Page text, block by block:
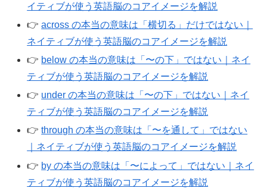
イティブが使う英語脳のコアイメージを解説
👉️across の本当の意味は「横切る」だけではない｜
ネイティブが使う英語脳のコアイメージを解説
👉️ below の本当の意味は「〜の下」ではない｜ネイ
ティブが使う英語脳のコアイメージを解説
👉️ under の本当の意味は「〜の下」ではない｜ネイ
ティブが使う英語脳のコアイメージを解説
👉️through の本当の意味は「〜を通して」ではない
｜ネイティブが使う英語脳のコアイメージを解説
👉️ by の本当の意味は「〜によって」ではない｜ネイ
ティブが使う英語脳のコアイメージを解説